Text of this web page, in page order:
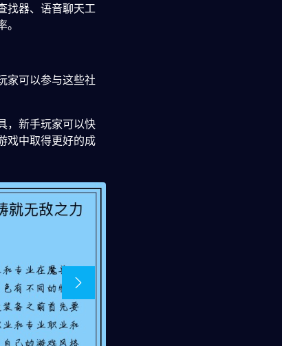
找器、语音聊天工
家可以参与这些社
，新手玩家可以快
戏中取得更好的成